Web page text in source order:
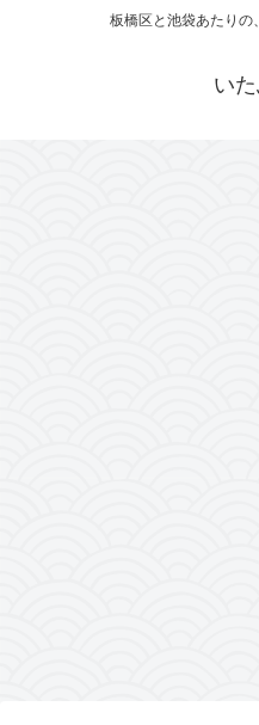
板橋区と池袋あたりの
い